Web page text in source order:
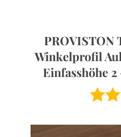
Winkelprofil
Einfasshöhe